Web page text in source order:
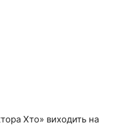
Хто» виходить на